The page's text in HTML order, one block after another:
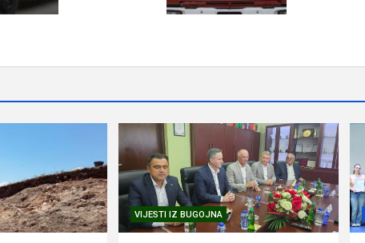
VIJESTI IZ BUGOJNA